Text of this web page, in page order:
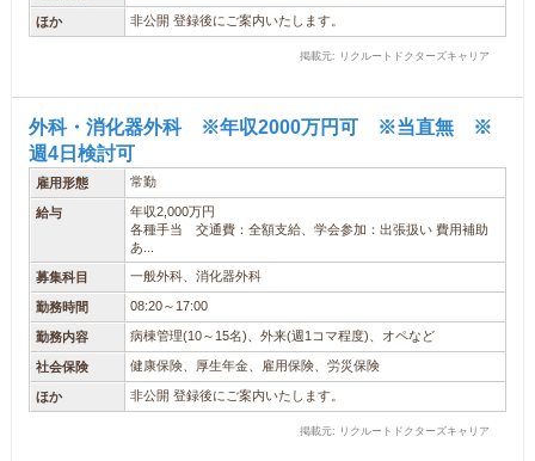
ほか 非公開 登録後にご案内いたします。
掲載元: リクルートドクターズキャリア
外科・消化器外科 ※年収2000万円可 ※当直無 ※
週4日検討可
雇用形態 常勤
給与
年収2,000万円
各種手当 交通費：全額支給、学会参加：出張扱い 費用補助
あ...
募集科目 一般外科、消化器外科
勤務時間 08:20～17:00
勤務内容 病棟管理(10～15名)、外来(週1コマ程度)、オペなど
社会保険 健康保険、厚生年金、雇用保険、労災保険
ほか 非公開 登録後にご案内いたします。
掲載元: リクルートドクターズキャリア